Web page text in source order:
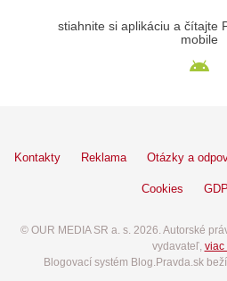
stiahnite si aplikáciu a čítajte
mobile
Kontakty Reklama Otázky a
Cookies
© OUR MEDIA SR a. s. 2026. Autorské
vydavateľ, viac
Blogovací systém Blog.Pravda.sk